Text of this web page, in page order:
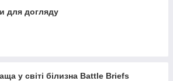
мультитули
для догляду
у світі білизна Battle Briefs